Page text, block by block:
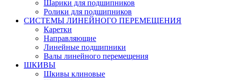
Шарики для подшипников
Ролики для подшипников
СИСТЕМЫ ЛИНЕЙНОГО ПЕРЕМЕЩЕНИЯ
Каретки
Направляющие
Линейные подшипники
Валы линейного перемещения
ШКИВЫ
Шкивы клиновые